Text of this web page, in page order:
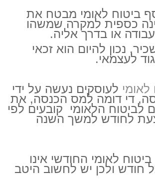
ביטוח לאומי מבטח את
כספית למקרה שמשהו
או בדרך אליה.
נכון להיום הוא זכאי
לעצמאי.
לאומי לעוסקים נעשה על ידי
די דומה למס הכנסה, את
לביטוח הלאומי קובעים לפי
לחודש למשך השנה
לאומי החודשי אינו
חודש ולכן יש לחשוב היטב